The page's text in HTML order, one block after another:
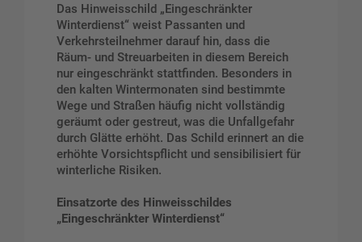
Das Hinweisschild „Eingeschränkter
Winterdienst“ weist Passanten und
Verkehrsteilnehmer darauf hin, dass die
Räum- und Streuarbeiten in diesem Bereich
nur eingeschränkt stattfinden. Besonders in
den kalten Wintermonaten sind bestimmte
Wege und Straßen häufig nicht vollständig
geräumt oder gestreut, was die Unfallgefahr
durch Glätte erhöht. Das Schild erinnert an die
erhöhte Vorsichtspflicht und sensibilisiert für
winterliche Risiken.
Einsatzorte des Hinweisschildes
„Eingeschränkter Winterdienst“